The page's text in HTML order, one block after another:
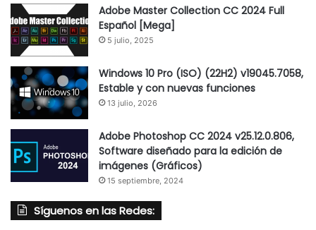
Adobe Master Collection CC 2024 Full
Español [Mega]
5 julio, 2025
Windows 10 Pro (ISO) (22H2) v19045.7058,
Estable y con nuevas funciones
13 julio, 2026
Adobe Photoshop CC 2024 v25.12.0.806,
Software diseñado para la edición de
imágenes (Gráficos)
15 septiembre, 2024
Síguenos en las Redes: